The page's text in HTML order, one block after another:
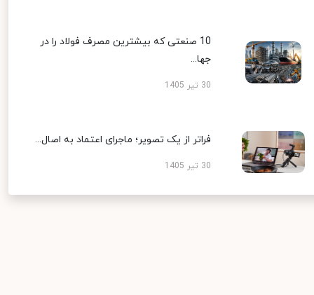
10 صنعتی که بیشترین مصرف فولاد را در
جها...
30 تیر 1405
فراتر از یک تصویر؛ ماجرای اعتماد به اصال...
30 تیر 1405